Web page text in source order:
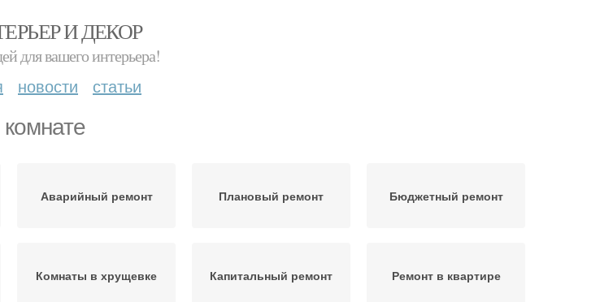
И ДЕКОР
для вашего интерьера!
новости статьи
Аварийный ремонт Плановый ремонт Бюджетный ремонт
Комнаты в хрущевке Капитальный ремонт Ремонт в квартире